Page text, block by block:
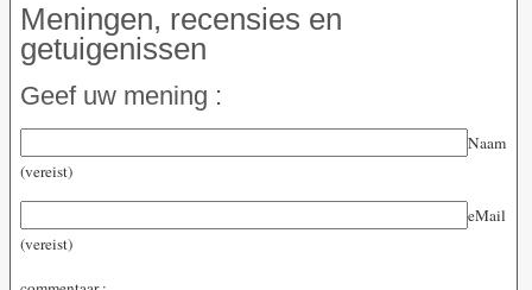
Meningen, recensies en
getuigenissen
Geef uw mening :
Naam
(vereist)
eMail
(vereist)